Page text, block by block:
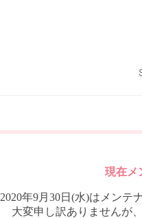
現在メ
2020年9月30日(水)はメンテ
大変申し訳ありませんが